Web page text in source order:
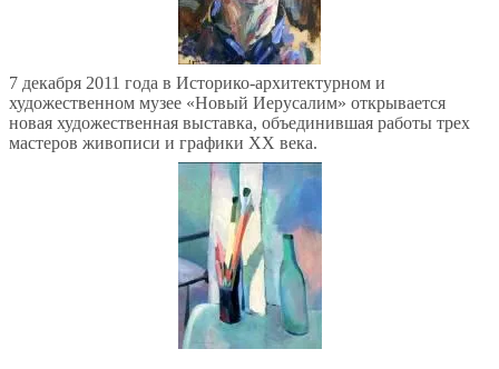
7 декабря 2011 года в Историко-архитектурном и
художественном музее «Новый Иерусалим» открывается
новая художественная выставка, объединившая работы трех
мастеров живописи и графики XX века.